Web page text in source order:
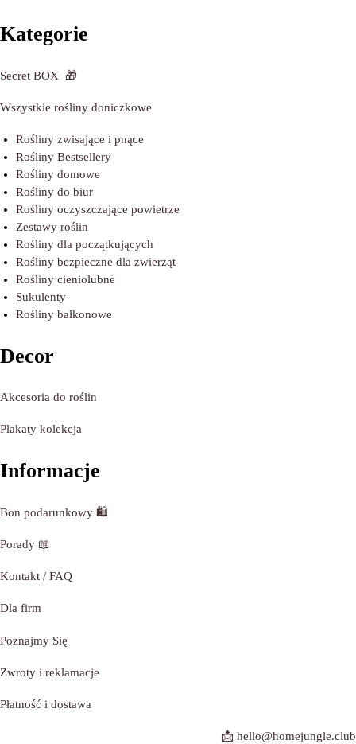
Kategorie
Secret BOX 🎁
Wszystkie rośliny doniczkowe
Rośliny zwisające i pnące
Rośliny Bestsellery
Rośliny domowe
Rośliny do biur
Rośliny oczyszczające powietrze
Zestawy roślin
Rośliny dla początkujących
Rośliny bezpieczne dla zwierząt
Rośliny cieniolubne
Sukulenty
Rośliny balkonowe
Decor
Akcesoria do roślin
Plakaty kolekcja
Informacje
Bon podarunkowy 🛍️
Porady 📖
Kontakt / FAQ
Dla firm
Poznajmy Się
Zwroty i reklamacje
Płatność i dostawa
📩 hello@homejungle.club